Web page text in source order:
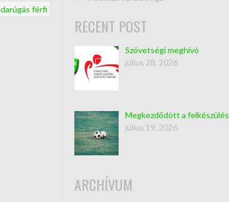
férfi
RECENT POST
Szövetségi meghívó
július 28, 2026
Megkezdődött a felkészülés
július 19, 2026
ARCHÍVUM